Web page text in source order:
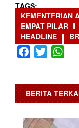
TAGS
KEMENTERIAN
EMPAT PILAR
HEADLINE
Facebook
Twitter
BERITA